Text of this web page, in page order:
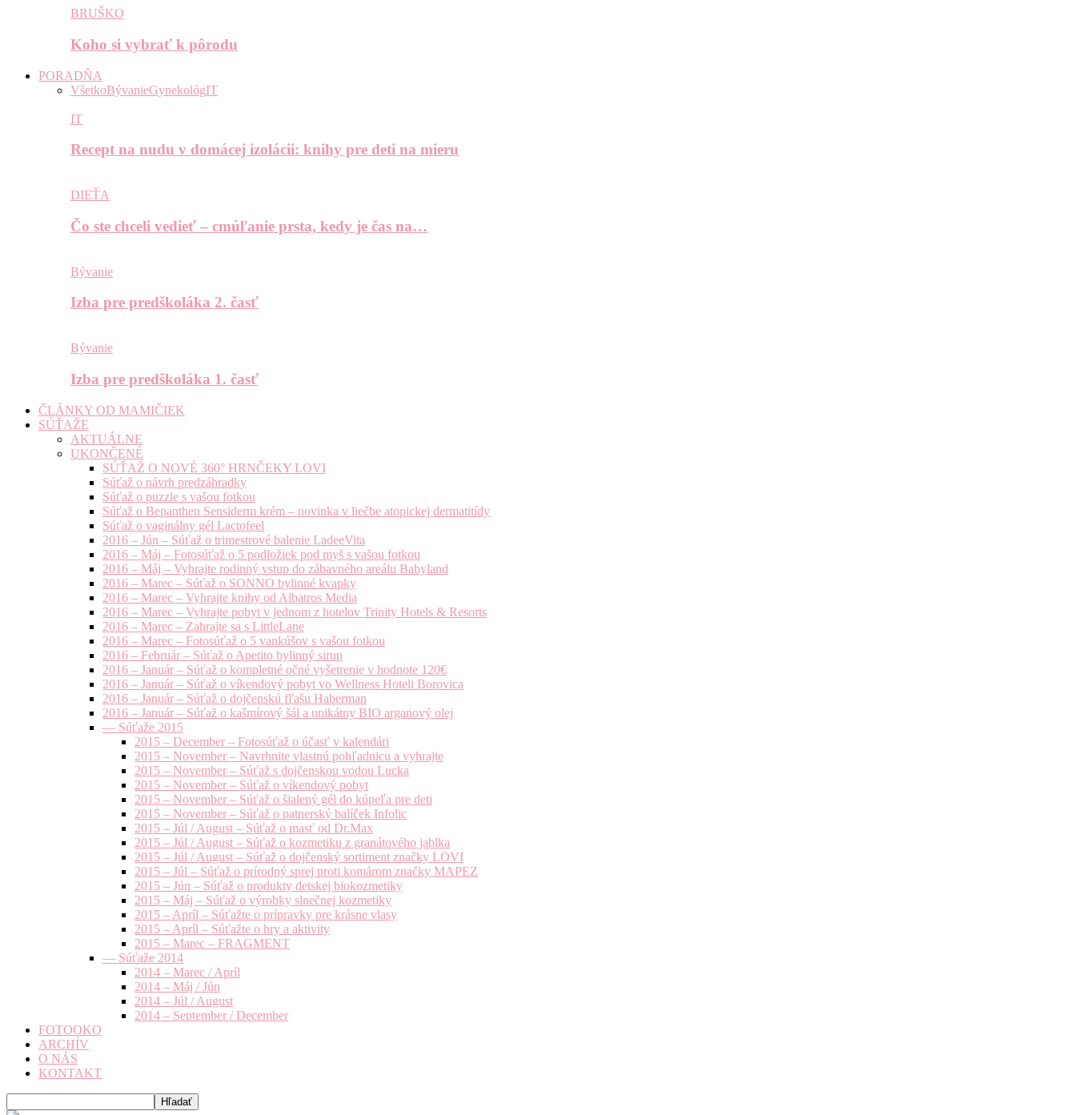
BRUŠKO
Koho si vybrať k pôrodu
PORADŇA
VšetkoBývanieGynekológIT
IT
Recept na nudu v domácej izolácii: knihy pre deti na mieru
DIEŤA
Čo ste chceli vedieť – cmúľanie prsta, kedy je čas na…
Bývanie
Izba pre predškoláka 2. časť
Bývanie
Izba pre predškoláka 1. časť
ČLÁNKY OD MAMIČIEK
SÚŤAŽE
AKTUÁLNE
UKONČENÉ
SÚŤAŽ O NOVÉ 360° HRNČEKY LOVI
Súťaž o návrh predzáhradky
Súťaž o puzzle s vašou fotkou
Súťaž o Bepanthen Sensiderm krém – novinka v liečbe atopickej dermatitídy
Súťaž o vaginálny gél Lactofeel
2016 – Jún – Súťaž o trimestrové balenie LadeeVita
2016 – Máj – Fotosúťaž o 5 podložiek pod myš s vašou fotkou
2016 – Máj – Vyhrajte rodinný vstup do zábavného areálu Babyland
2016 – Marec – Súťaž o SONNO bylinné kvapky
2016 – Marec – Vyhrajte knihy od Albatros Media
2016 – Marec – Vyhrajte pobyt v jednom z hotelov Trinity Hotels & Resorts
2016 – Marec – Zahrajte sa s LittleLane
2016 – Marec – Fotosúťaž o 5 vankúšov s vašou fotkou
2016 – Február – Súťaž o Apetito bylinný sirup
2016 – Január – Súťaž o kompletné očné vyšetrenie v hodnote 120€
2016 – Január – Súťaž o víkendový pobyt vo Wellness Hoteli Borovica
2016 – Január – Súťaž o dojčenskú fľašu Haberman
2016 – Január – Súťaž o kašmírový šál a unikátny BIO arganový olej
— Súťaže 2015
2015 – December – Fotosúťaž o účasť v kalendári
2015 – November – Navrhnite vlastnú pohľadnicu a vyhrajte
2015 – November – Súťaž s dojčenskou vodou Lucka
2015 – November – Súťaž o víkendový pobyt
2015 – November – Súťaž o šialený gél do kúpeľa pre deti
2015 – November – Súťaž o patnerský balíček Infolic
2015 – Júl / August – Súťaž o masť od Dr.Max
2015 – Júl / August – Súťaž o kozmetiku z granátového jablka
2015 – Júl / August – Súťaž o dojčenský sortiment značky LOVI
2015 – Júl – Súťaž o prírodný sprej proti komárom značky MAPEZ
2015 – Jún – Súťaž o produkty detskej biokozmetiky
2015 – Máj – Súťaž o výrobky slnečnej kozmetiky
2015 – Apríl – Súťažte o prípravky pre krásne vlasy
2015 – Apríl – Súťažte o hry a aktivity
2015 – Marec – FRAGMENT
— Súťaže 2014
2014 – Marec / Apríl
2014 – Máj / Jún
2014 – Júl / August
2014 – September / December
FOTOOKO
ARCHÍV
O NÁS
KONTAKT